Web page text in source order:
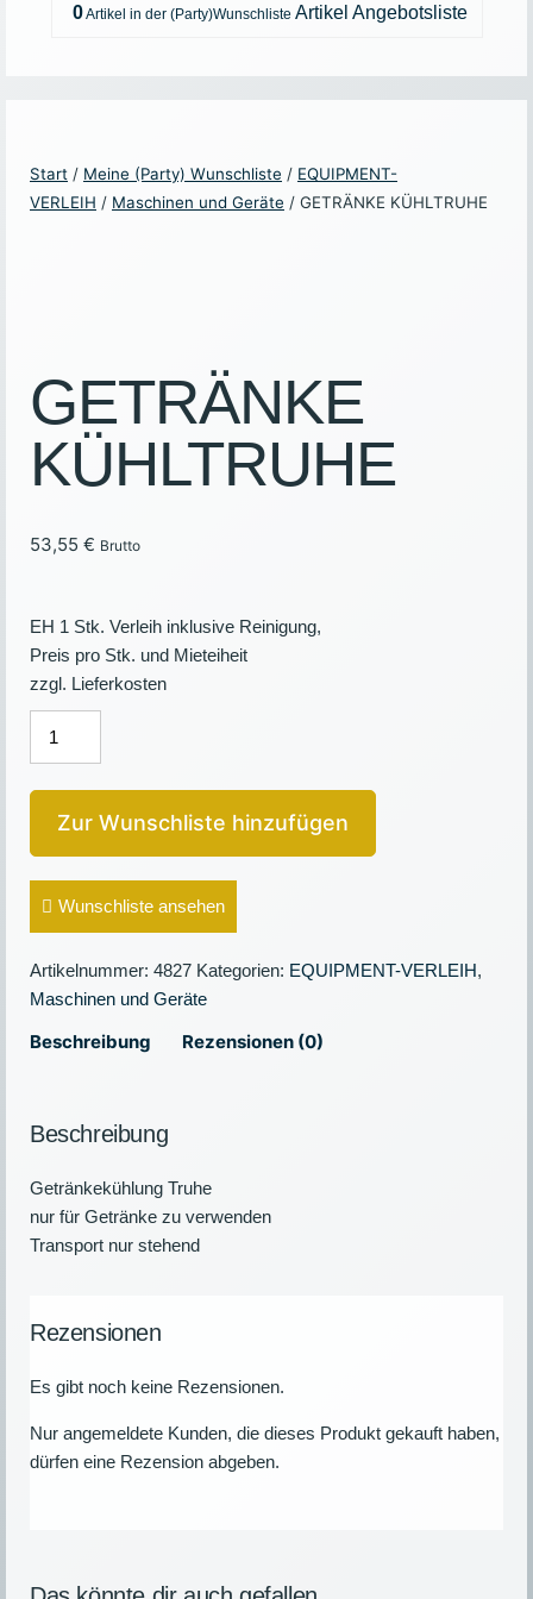
0 Artikel Angebotsliste
Start / Meine (Party) Wunschliste / EQUIPMENT-
VERLEIH / Maschinen und Geräte / GETRÄNKE KÜHLTRUHE
GETRÄNKE
KÜHLTRUHE
53,55 € Brutto
EH 1 Stk. Verleih inklusive Reinigung,
Preis pro Stk. und Mieteiheit
zzgl. Lieferkosten
Zur Wunschliste hinzufügen
Wunschliste ansehen
Artikelnummer: 4827 Kategorien: EQUIPMENT-VERLEIH,
Maschinen und Geräte
Beschreibung Rezensionen (0)
Beschreibung
Getränkekühlung Truhe
nur für Getränke zu verwenden
Transport nur stehend
Rezensionen
Es gibt noch keine Rezensionen.
Nur angemeldete Kunden, die dieses Produkt gekauft haben,
dürfen eine Rezension abgeben.